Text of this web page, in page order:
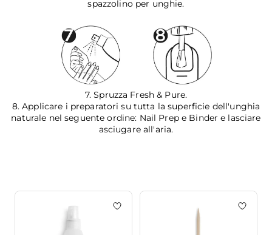
spazzolino per unghie.
7. Spruzza Fresh & Pure.
8. Applicare i preparatori su tutta la superficie dell'unghia
naturale nel seguente ordine: Nail Prep e Binder e lasciare
asciugare all'aria.
Aggiungi alla wishlist Fresh & Pure